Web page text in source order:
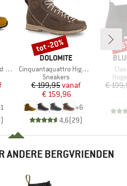
prijs
1
)
MERK
DOLOMITE
Artikel
Cinquantaquattro High Full Grain Leather Evo GTX
Productgroep
Sneakers
Prijs
€ 199,95Verlaagde prijs
vanaf
€ 159,96
+6
4,6(29)
Korting
tot -20%
€
-
ANDERE BERGVRIENDEN